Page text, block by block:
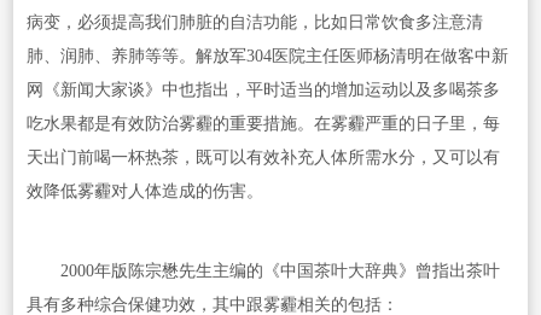
病变，必须提高我们肺脏的自洁功能，比如日常饮食多注意清
肺、润肺、养肺等等。解放军304医院主任医师杨清明在做客中新
网《新闻大家谈》中也指出，平时适当的增加运动以及多喝茶多
吃水果都是有效防治雾霾的重要措施。在雾霾严重的日子里，每
天出门前喝一杯热茶，既可以有效补充人体所需水分，又可以有
效降低雾霾对人体造成的伤害。
2000年版陈宗懋先生主编的《中国茶叶大辞典》曾指出茶叶
具有多种综合保健功效，其中跟雾霾相关的包括：